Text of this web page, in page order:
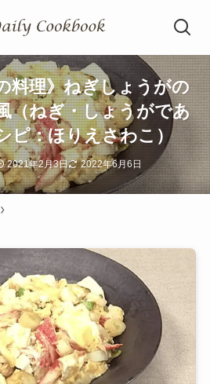
料理》ねぎしょうがの
（ねぎ・しょうがであ
ピ：ほりえさわこ）
2021年2月3日 2022年6月6日